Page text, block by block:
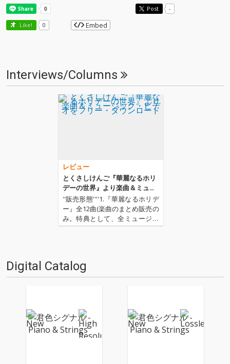
Post -
Like! 0 Embed
Interviews/Columns
レビュー
とくさしけんご『華麗なるホリ
デーの世界』より楽曲＆ミュー
ジック・ビデオをフリー・ダウ
ンロード
''販売形態''''1.『華麗なるホリデ
ー』全12曲(楽曲のまとめ販売の
み。特典として、全ミュージッ
ク・ビデオから抜粋して制作さ
こちら''2.『華麗なるホリデー』
収録曲…
Digital Catalog